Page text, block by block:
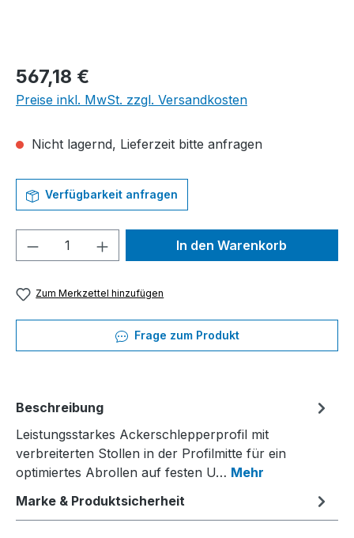
Regulärer Preis:
567,18 €
Preise inkl. MwSt. zzgl. Versandkosten
Nicht lagernd, Lieferzeit bitte anfragen
Verfügbarkeit anfragen
Produkt Anzahl: Gib denIn den Warenkorb
Zum Merkzettel hinzufügen
Frage zum Produkt
Beschreibung
Leistungsstarkes Ackerschlepperprofil mit
verbreiterten Stollen in der Profilmitte für ein
optimiertes Abrollen auf festen U… Mehr
Marke & Produktsicherheit